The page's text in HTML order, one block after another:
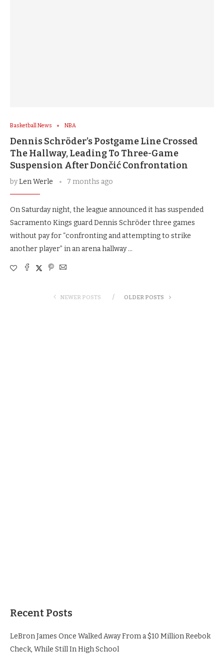
Basketball News NBA
Dennis Schröder’s Postgame Line Crossed
The Hallway, Leading To Three-Game
Suspension After Dončić Confrontation
byLen Werle 7 months ago
On Saturday night, the league announced it has suspended
Sacramento Kings guard Dennis Schröder three games
without pay for “confronting and attempting to strike
another player” in an arena hallway …
NEWER POSTS OLDER POSTS
Recent Posts
LeBron James Once Walked Away From a $10 Million Reebok
Check, While Still In High School